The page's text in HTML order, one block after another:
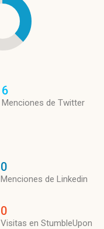
6
Menciones de Twitter
0
Menciones de Linkedin
0
Visitas en StumbleUpon